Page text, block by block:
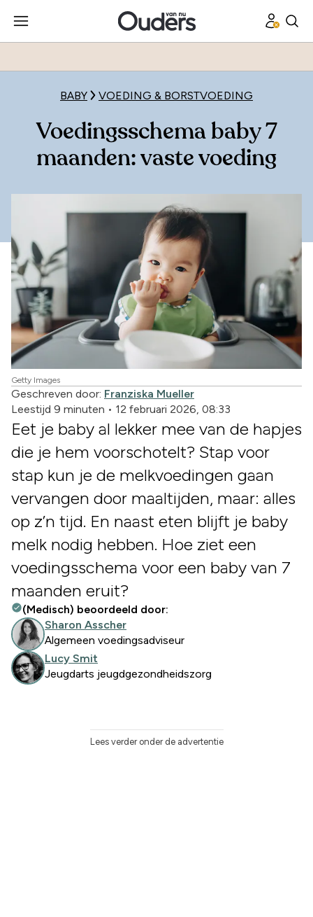
BABY VOEDING & BORSTVOEDING
Voedingsschema baby 7
maanden: vaste voeding
Getty Images
Geschreven door: Franziska Mueller
Leestijd 9 minuten • 12 februari 2026, 08:33
Eet je baby al lekker mee van de hapjes
die je hem voorschotelt? Stap voor
stap kun je de melkvoedingen gaan
vervangen door maaltijden, maar: alles
op z’n tijd. En naast eten blijft je baby
melk nodig hebben. Hoe ziet een
voedingsschema voor een baby van 7
maanden eruit?
(Medisch) beoordeeld door:
Sharon Asscher
Algemeen voedingsadviseur
Lucy Smit
Jeugdarts jeugdgezondheidszorg
Lees verder onder de advertentie